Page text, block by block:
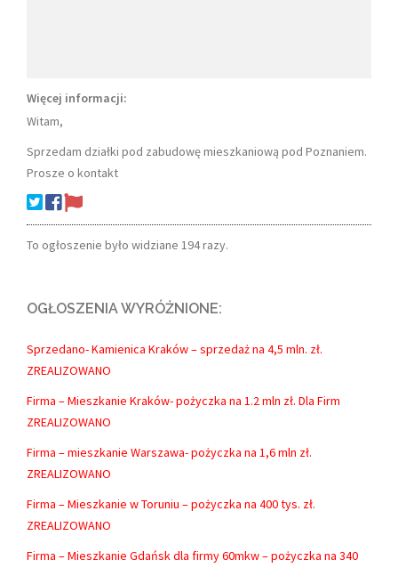
Więcej informacji:
Witam,
Sprzedam działki pod zabudowę mieszkaniową pod Poznaniem.
Prosze o kontakt
To ogłoszenie było widziane 194 razy.
OGŁOSZENIA WYRÓŻNIONE:
Sprzedano- Kamienica Kraków – sprzedaż na 4,5 mln. zł.
ZREALIZOWANO
Firma – Mieszkanie Kraków- pożyczka na 1.2 mln zł. Dla Firm
ZREALIZOWANO
Firma – mieszkanie Warszawa- pożyczka na 1,6 mln zł.
ZREALIZOWANO
Firma – Mieszkanie w Toruniu – pożyczka na 400 tys. zł.
ZREALIZOWANO
Firma – Mieszkanie Gdańsk dla firmy 60mkw – pożyczka na 340